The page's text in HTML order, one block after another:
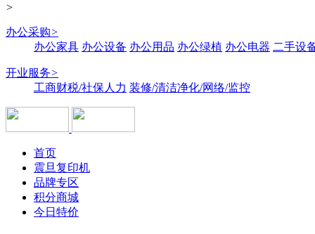
>
办公采购>
办公家具 办公设备 办公用品 办公绿植 办公电器 二手设
开业服务>
工商财税/社保人力 装修/清洁净化/网络/监控
首页
震旦复印机
品牌专区
积分商城
今日特价